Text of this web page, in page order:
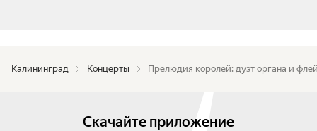
Калининград Концерты Прелюдия королей: дуэт органа и
Скачайте приложение